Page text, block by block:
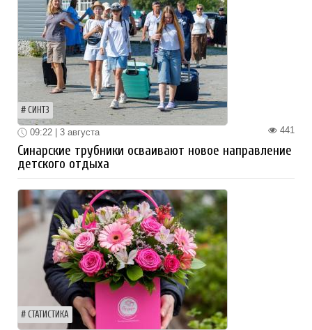
СИНТЗ
441
09:22 | 3 августа
Синарские трубники осваивают новое направление
детского отдыха
СТАТИСТИКА